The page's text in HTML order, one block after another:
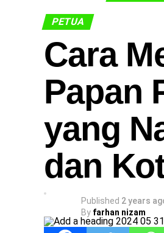
PETUA
Cara
Papan
yang
dan
Published 2 years
By farhan nizam